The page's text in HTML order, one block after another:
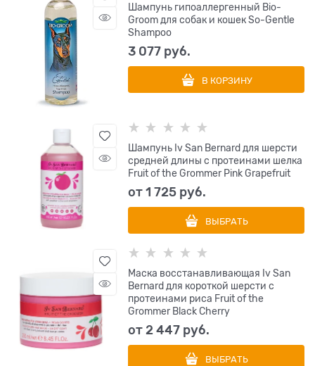
Шампунь гипоаллергенный Bio-
Groom для собак и кошек So-Gentle
Shampoo
3 077 руб.
В КОРЗИНУ
Шампунь Iv San Bernard для шерсти
средней длины с протеинами шелка
Fruit of the Grommer Pink Grapefruit
от1 725 руб.
ВЫБРАТЬ
Маска восстанавливающая Iv San
Bernard для короткой шерсти с
протеинами риса Fruit of the
Grommer Black Cherry
от2 447 руб.
ВЫБРАТЬ